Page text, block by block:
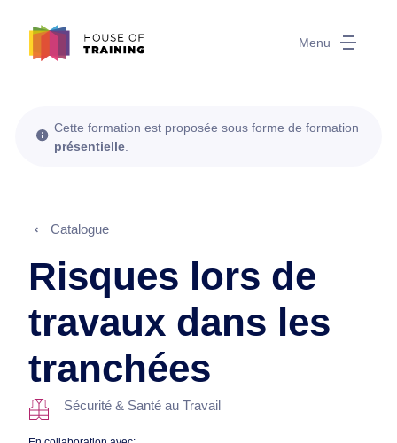
Menu
Cette formation est proposée sous forme de formation
présentielle
Catalogue
Risques lors de
travaux dans les
tranchées
Sécurité & Santé au Travail